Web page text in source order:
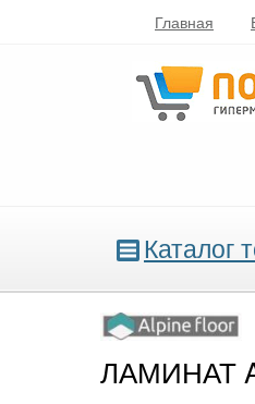
Главная
Каталог
ЛАМИНАТ